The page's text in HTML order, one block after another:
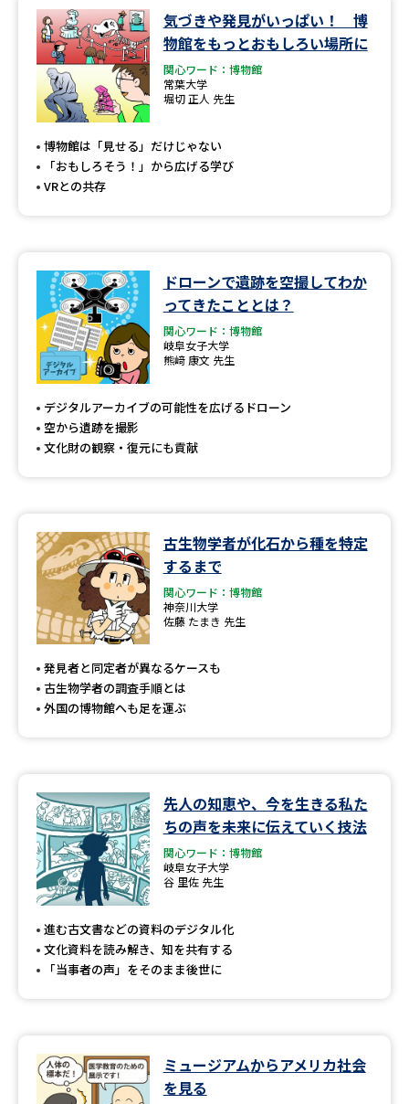
先輩が入学を決めた理由 テレメール全国一斉進学調査
新生活お役立ちガイド
学問発見
学問のミニ講義「夢ナビ講義」 学問分野解説
学問の教科書 夢ナビライブ
ユーザーサポート
Ｑ＆Ａ よくあるご質問
お支払いサイト
個人情報取扱規定
特定商取引表記
テレメール進学カタログ
訂正のご案内
気づきや発見がいっぱい！ 博
物館をもっとおもしろい場所に
関心ワード：博物館
常葉大学
堀切 正人 先生
博物館は「見せる」だけじゃない
「おもしろそう！」から広げる学び
VRとの共存
ドローンで遺跡を空撮してわか
ってきたこととは？
関心ワード：博物館
岐阜女子大学
熊﨑 康文 先生
デジタルアーカイブの可能性を広げるドローン
空から遺跡を撮影
文化財の観察・復元にも貢献
古生物学者が化石から種を特定
するまで
関心ワード：博物館
神奈川大学
佐藤 たまき 先生
発見者と同定者が異なるケースも
古生物学者の調査手順とは
外国の博物館へも足を運ぶ
先人の知恵や、今を生きる私た
ちの声を未来に伝えていく技法
関心ワード：博物館
岐阜女子大学
谷 里佐 先生
進む古文書などの資料のデジタル化
文化資料を読み解き、知を共有する
「当事者の声」をそのまま後世に
ミュージアムからアメリカ社会
を見る